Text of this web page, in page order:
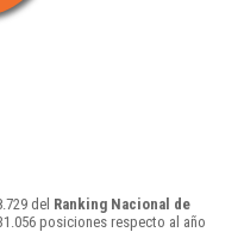
del Ranking Nacional de
posiciones respecto al año